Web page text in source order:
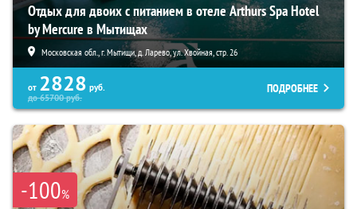
Отдых для двоих с питанием в отеле Arthurs Spa Hotel
by Mercure в Мытищах
Московская обл., г. Мытищи, д. Ларево, ул. Хвойная, стр. 26
от 2828 руб.
до65700руб.
ПОДРОБНЕЕ
-100%